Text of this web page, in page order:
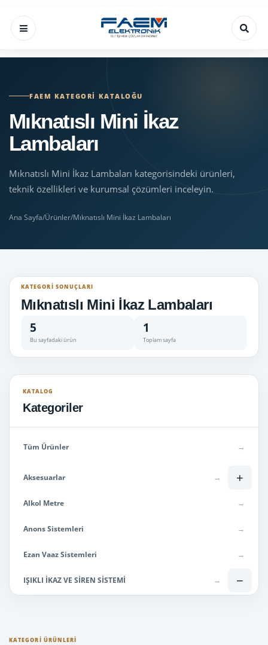
FAEM KATEGORI KATALOĞU
Mıknatıslı Mini İkaz
Lambaları
Mıknatıslı Mini İkaz Lambaları kategorisindeki ürünleri,
teknik özellikleri ve kurumsal çözümleri inceleyin.
Ana Sayfa/Ürünler/Mıknatıslı Mini İkaz Lambaları
KATEGORI SONUÇLARI
Mıknatıslı Mini İkaz Lambaları
5
Bu sayfadaki ürün
1
Toplam sayfa
KATALOG
Kategoriler
Tüm Ürünler →
Aksesuarlar → +
Alkol Metre →
Anons Sistemleri →
Ezan Vaaz Sistemleri →
IŞIKLI İKAZ VE SİREN SİSTEMİ → −
El Feneri ve Projektörler
KATEGORI ÜRÜNLERI